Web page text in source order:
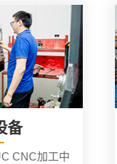
备
CNC加工中